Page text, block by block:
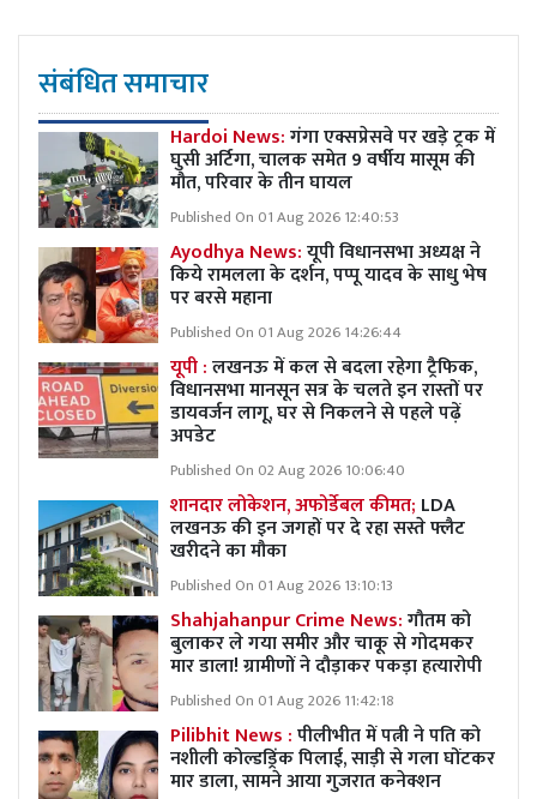
संबंधित समाचार
Hardoi News:गंगा एक्सप्रेसवे पर खड़े ट्रक में
घुसी अर्टिगा, चालक समेत 9 वर्षीय मासूम की
मौत, परिवार के तीन घायल
Published On 01 Aug 2026 12:40:53
Ayodhya News:यूपी विधानसभा अध्यक्ष ने
किये रामलला के दर्शन, पप्पू यादव के साधु भेष
पर बरसे महाना
Published On 01 Aug 2026 14:26:44
यूपी :लखनऊ में कल से बदला रहेगा ट्रैफिक,
विधानसभा मानसून सत्र के चलते इन रास्तों पर
डायवर्जन लागू, घर से निकलने से पहले पढ़ें
अपडेट
Published On 02 Aug 2026 10:06:40
शानदार लोकेशन, अफोर्डेबल कीमत; LDA
लखनऊ की इन जगहों पर दे रहा सस्ते फ्लैट
खरीदने का मौका
Published On 01 Aug 2026 13:10:13
Shahjahanpur Crime News:गौतम को
बुलाकर ले गया समीर और चाकू से गोदमकर
मार डाला! ग्रामीणों ने दौड़ाकर पकड़ा हत्यारोपी
Published On 01 Aug 2026 11:42:18
Pilibhit News :पीलीभीत में पत्नी ने पति को
नशीली कोल्डड्रिंक पिलाई, साड़ी से गला घोंटकर
मार डाला, सामने आया गुजरात कनेक्शन